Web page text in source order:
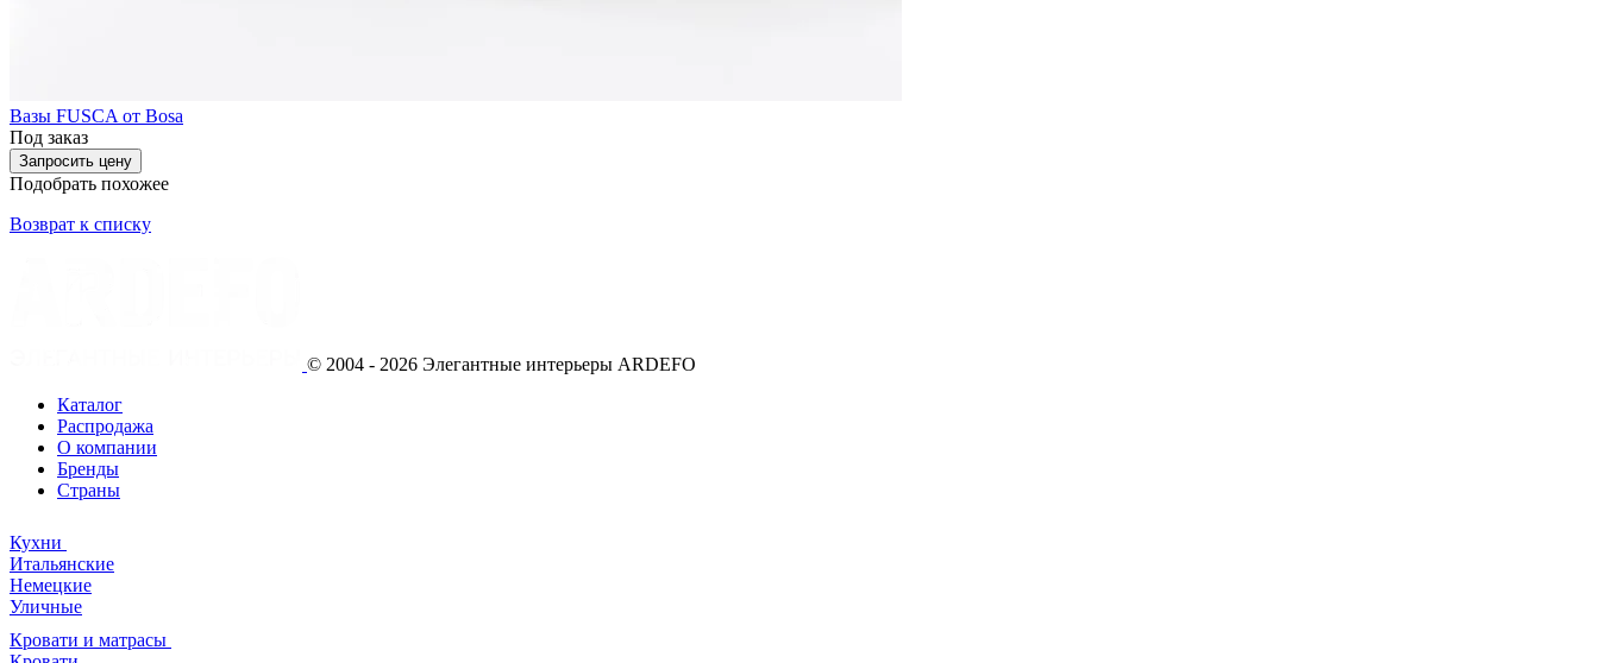
Вазы FUSCA от Bosa
Под заказ
Запросить цену
Подобрать похожее
Возврат к списку
© 2004 - 2026 Элегантные интерьеры ARDEFO
Каталог
Распродажа
О компании
Бренды
Страны
Кухни
Итальянские
Немецкие
Уличные
Кровати и матрасы